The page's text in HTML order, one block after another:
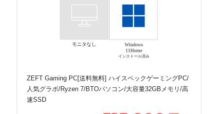
モニタなし
Windows
11Home
インストール済み
ZEFT Gaming PC[送料無料] ハイスペックゲーミングPC/
人気グラボ/Ryzen 7/BTOパソコン/大容量32GBメモリ/高
速SSD